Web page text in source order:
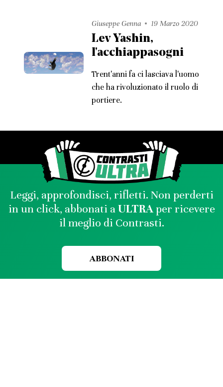
Giuseppe Genna 19 Marzo 2020
Lev Yashin,
l'acchiappasogni
Trent'anni fa ci lasciava l'uomo
che ha rivoluzionato il ruolo di
portiere.
Leggi, approfondisci, rifletti. Non perderti
in un click, abbonati aULTRAper ricevere
il meglio di Contrasti.
ABBONATI